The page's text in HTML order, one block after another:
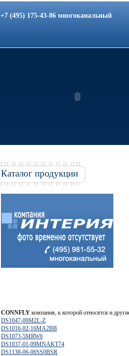
+7 (495) 175-43-86 многоканальный
Каталог продукции
CONNFLY компания, к которой относятся и
DS1047-09M2L-Z
DS1016-02-16MA2BB
DS1073-5MRW6
DS1037-01-09MNAKT74
DS1138-06-06SS0BSR